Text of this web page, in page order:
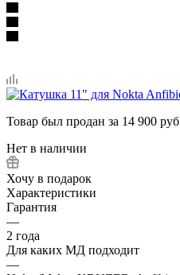
Товар был продан за 14 900 руб
Нет в наличии
Хочу в подарок
Характеристики
Гарантия
—
2 года
Для каких МД подходит
—